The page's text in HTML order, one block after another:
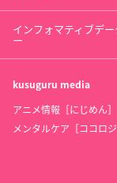
インフォマティブデ
ー
kusuguru media
アニメ情報［にじめん］
メンタルケア［ココロジ